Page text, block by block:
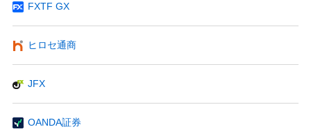
FXTF GX
ヒロセ通商
JFX
OANDA証券